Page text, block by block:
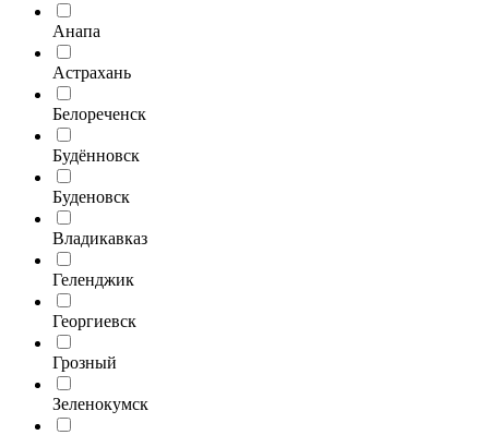
Анапа
Астрахань
Белореченск
Будённовск
Буденовск
Владикавказ
Геленджик
Георгиевск
Грозный
Зеленокумск